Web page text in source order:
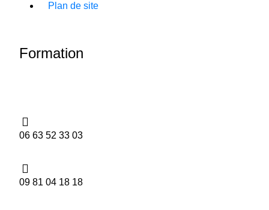
Plan de site
Formation
06 63 52 33 03
09 81 04 18 18